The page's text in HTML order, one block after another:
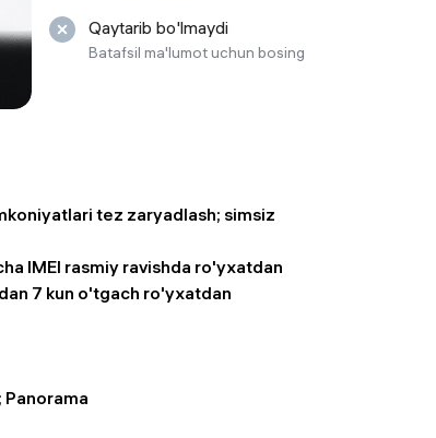
Qaytarib bo'lmaydi
Batafsil ma'lumot uchun bosing
tez zaryadlash; simsiz
IMEI rasmiy ravishda ro'yxatdan
7 kun o'tgach ro'yxatdan